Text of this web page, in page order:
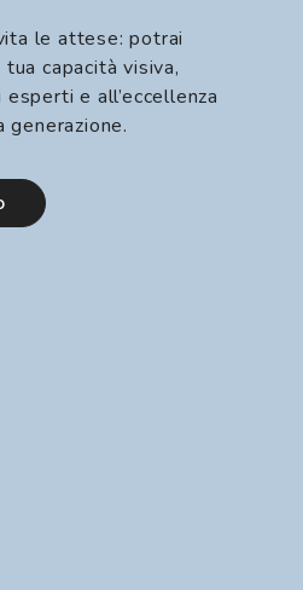
le attese: potrai
capacità visiva,
e all’eccellenza